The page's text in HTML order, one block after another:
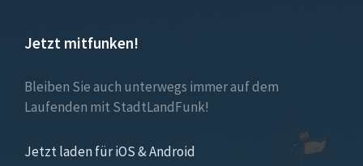
Jetzt mitfunken!
Bleiben Sie auch unterwegs immer auf dem
Laufenden mit StadtLandFunk!
Jetzt laden für iOS & Android